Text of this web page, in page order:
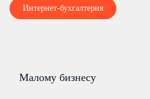
Интернет-бухгалтерия
Малому бизнесу